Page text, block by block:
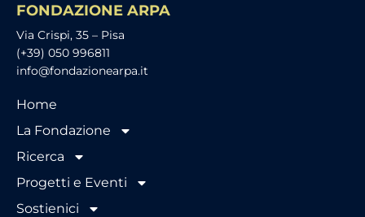
FONDAZIONE ARPA
Via Crispi, 35 – Pisa
(+39) 050 996811
info@fondazionearpa.it
Home
La Fondazione
Ricerca
Progetti e Eventi
Sostienici